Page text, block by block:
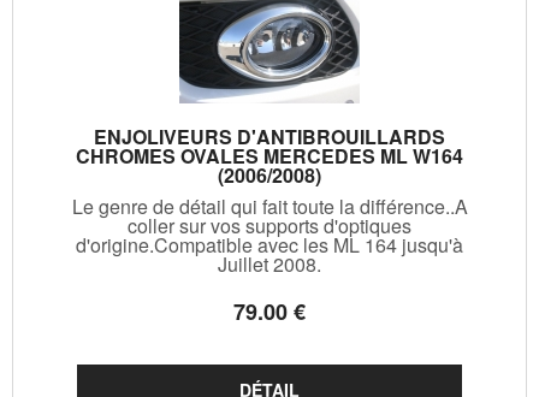
ENJOLIVEURS D'ANTIBROUILLARDS
CHROMES OVALES MERCEDES ML W164
(2006/2008)
Le genre de détail qui fait toute la différence..A
coller sur vos supports d'optiques
d'origine.Compatible avec les ML 164 jusqu'à
Juillet 2008.
79.00€